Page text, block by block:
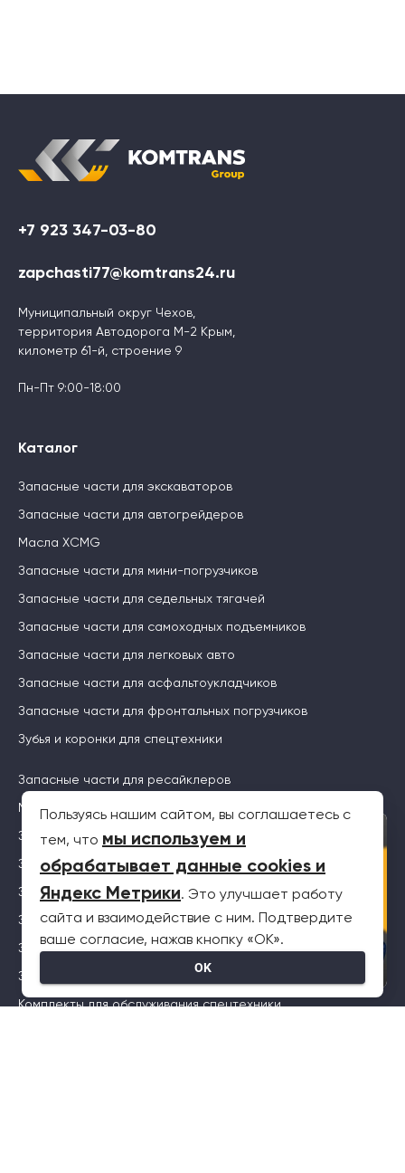
+7 923 347-03-80
zapchasti77@komtrans24.ru
Муниципальный округ Чехов,
территория Автодорога М-2 Крым,
километр 61-й, строение 9
Пн-Пт 9:00-18:00
Каталог
Запасные части для экскаваторов
Запасные части для автогрейдеров
Масла XCMG
Запасные части для мини-погрузчиков
Запасные части для седельных тягачей
Запасные части для самоходных подъемников
Запасные части для легковых авто
Запасные части для асфальтоукладчиков
Запасные части для фронтальных погрузчиков
Зубья и коронки для спецтехники
Запасные части для ресайклеров
Масла Комтранс
Запасные части для дорожных фрез
Запасные части для телескопических погрузчиков
Запасные части для рефрижераторов
Запчасти для буровых установок
Запасные части для самосвалов
Запасные части для автокранов
Комплекты для обслуживания спецтехники
Пользуясь нашим сайтом, вы соглашаетесь с
тем, что мы используем и
обрабатывает данные cookies и
Яндекс Метрики. Это улучшает работу
сайта и взаимодействие с ним. Подтвердите
ваше согласие, нажав кнопку «OK».
OK